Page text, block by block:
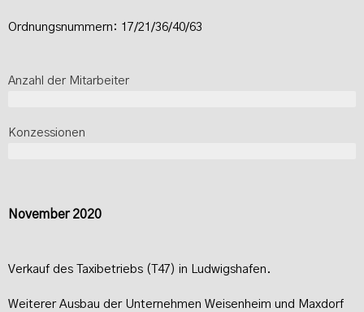
Ordnungsnummern: 17/21/36/40/63
Anzahl der Mitarbeiter
Konzessionen
November 2020
Verkauf des Taxibetriebs (T47) in Ludwigshafen.
Weiterer Ausbau der Unternehmen Weisenheim und Maxdorf